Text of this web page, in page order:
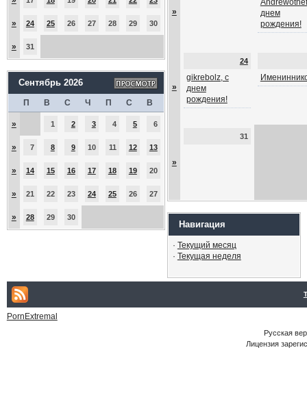
» 24 25 26 27 28 29 30
» 31
Сентябрь 2026
П В С Ч П С В
» 1 2 3 4 5 6
» 7 8 9 10 11 12 13
» 14 15 16 17 18 19 20
» 21 22 23 24 25 26 27
» 28 29 30
»
днем
рождения!
»
24
gikrebolz, с
днем
рождения!
»
31
Навигация
· Текущий месяц
· Текущая неделя
PornExtremal
Русская
Лицензия